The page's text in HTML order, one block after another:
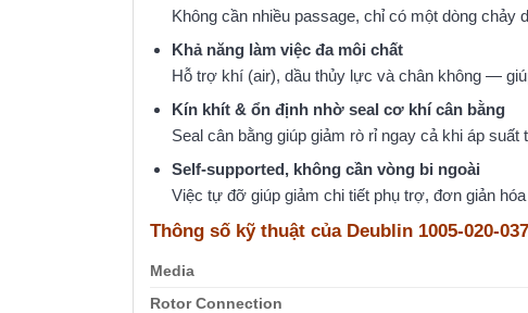
Không cần nhiều passage, chỉ có một dòng chảy
Khả năng làm việc đa môi chất
Hỗ trợ khí (air), dầu thủy lực và chân không —
Kín khít & ổn định nhờ seal cơ khí cân bằng
Seal cân bằng giúp giảm rò rỉ ngay cả khi áp
Self‑supported, không cần vòng bi ngoài
Việc tự đỡ giúp giảm chi tiết phụ trợ, đơn giản
Thông số kỹ thuật của Deublin 1005-020-037
Media
Rotor Connection